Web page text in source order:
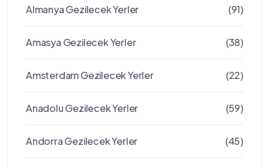
Almanya Gezilecek Yerler (91)
Amasya Gezilecek Yerler (38)
Amsterdam Gezilecek Yerler (22)
Anadolu Gezilecek Yerler (59)
Andorra Gezilecek Yerler (45)